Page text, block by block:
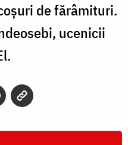
de fărâmituri.
ucenicii